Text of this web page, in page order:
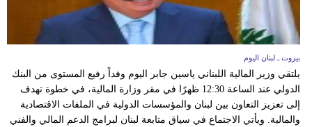
بيروت ـ لبنان اليوم
يلتقي وزير المالية اللبناني ياسين جابر اليوم وفداً رفيع المستوى من البنك
الدولي عند الساعة 12:30 ظهرًا في مقر وزارة المالية، في خطوة تهدف
إلى تعزيز التعاون بين لبنان والمؤسسات الدولية في الملفات الاقتصادية
والمالية. ويأتي الاجتماع في سياق متابعة لبنان لبرامج الدعم المالي والفني